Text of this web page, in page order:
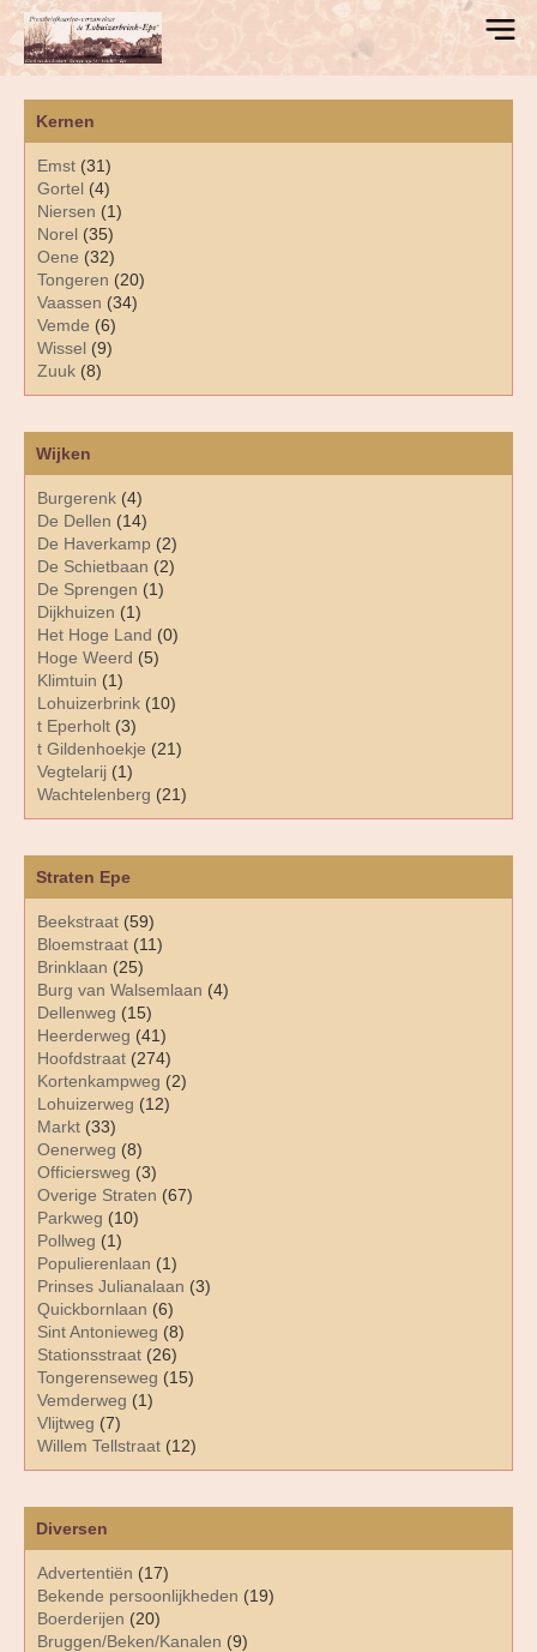
Diversen
Advertentiën (17)
Bekende persoonlijkheden (19)
Boerderijen (20)
Bruggen/Beken/Kanalen (9)
Kernen
Emst (31)
Gortel (4)
Niersen (1)
Norel (35)
Oene (32)
Tongeren (20)
Vaassen (34)
Vemde (6)
Wissel (9)
Zuuk (8)
Straten Epe
Beekstraat (59)
Bloemstraat (11)
Brinklaan (25)
Burg van Walsemlaan (4)
Dellenweg (15)
Heerderweg (41)
Hoofdstraat (274)
Kortenkampweg (2)
Lohuizerweg (12)
Markt (33)
Oenerweg (8)
Officiersweg (3)
Overige Straten (67)
Parkweg (10)
Pollweg (1)
Populierenlaan (1)
Prinses Julianalaan (3)
Quickbornlaan (6)
Sint Antonieweg (8)
Stationsstraat (26)
Tongerenseweg (15)
Vemderweg (1)
Vlijtweg (7)
Willem Tellstraat (12)
Wijken
Burgerenk (4)
De Dellen (14)
De Haverkamp (2)
De Schietbaan (2)
De Sprengen (1)
Dijkhuizen (1)
Het Hoge Land (0)
Hoge Weerd (5)
Klimtuin (1)
Lohuizerbrink (10)
t Eperholt (3)
t Gildenhoekje (21)
Vegtelarij (1)
Wachtelenberg (21)